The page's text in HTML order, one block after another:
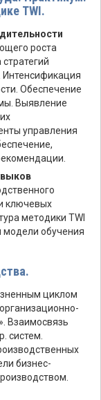
TWI.
роста
Интенсификация
Обеспечение
Выявление
управления
ключевых
методики TWI
модели обучения
циклом
Взаимосвязь
систем.
бизнес-